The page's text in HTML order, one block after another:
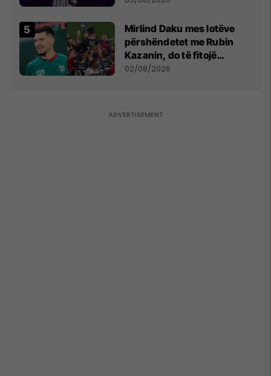
Mirlind Daku mes lotëve
përshëndetet me Rubin
Kazanin, do të fitojë
miliona te Spartak Moska
02/08/2026